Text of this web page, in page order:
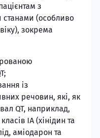
з
(особливо
зокрема
із
речовин, які, як
QT, наприклад,
IA (хінідин та
аміодарон та